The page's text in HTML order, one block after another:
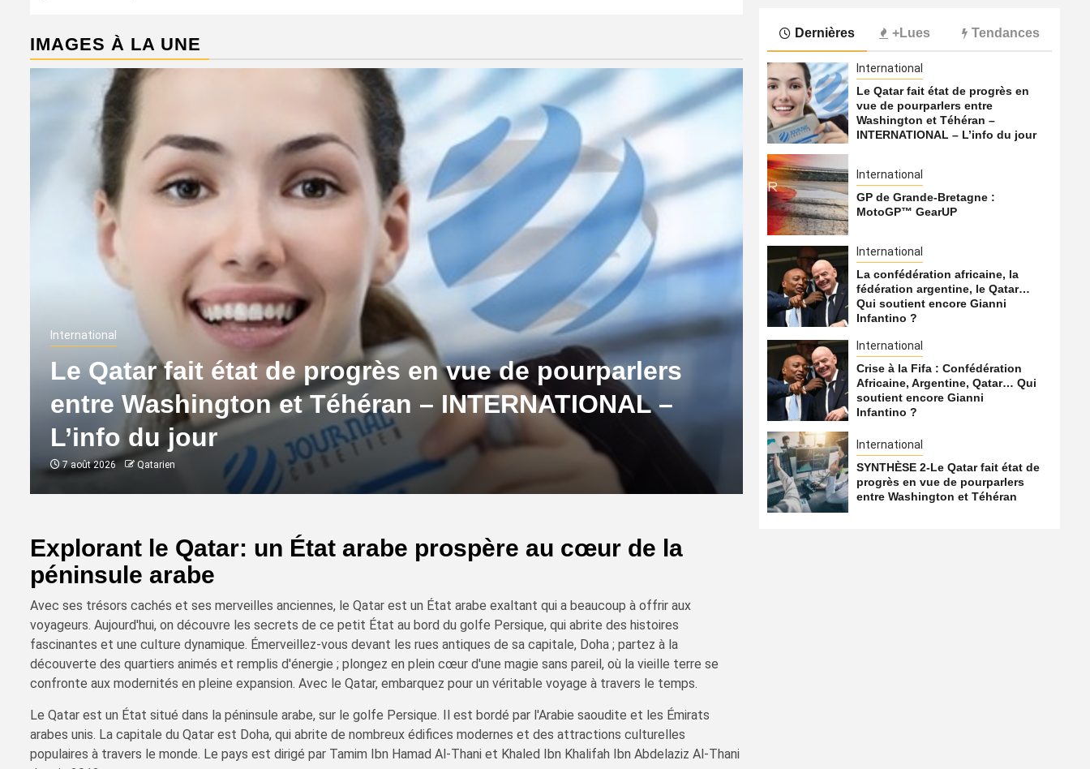
IMAGES À LA UNE
International
Le Qatar fait état de progrès en vue de pourparlers
entre Washington et Téhéran – INTERNATIONAL –
L’info du jour
7 août 2026 Qatarien
International
La confédération
Qatar… Qui soutient
7 août 2026 Qatarien
Explorant le Qatar: un État arabe prospère au cœur de la
péninsule arabe
Avec ses trésors cachés et ses merveilles anciennes, le Qatar est un État arabe exaltant qui a beaucoup à offrir aux
voyageurs. Aujourd'hui, on découvre les secrets de ce petit État au bord du golfe Persique, qui abrite des histoires
fascinantes et une culture dynamique. Émerveillez-vous devant les rues antiques de sa capitale, Doha ; partez à la
découverte des quartiers animés et remplis d'énergie ; plongez en plein cœur d'une magie sans pareil, où la vieille terre se
confronte aux modernités en pleine expansion. Avec le Qatar, embarquez pour un véritable voyage à travers le temps.
Le Qatar est un État situé dans la péninsule arabe, sur le golfe Persique. Il est bordé par l'Arabie saoudite et les Émirats
arabes unis. La capitale du Qatar est Doha, qui abrite de nombreux édifices modernes et des attractions culturelles
populaires à travers le monde. Le pays est dirigé par Tamim Ibn Hamad Al-Thani et Khaled Ibn Khalifah Ibn Abdelaziz Al-Thani
Dernières +Lues Tendances
International
Le Qatar fait état de progrès en
vue de pourparlers entre
Washington et Téhéran –
INTERNATIONAL – L’info du jour
International
GP de Grande-Bretagne :
MotoGP™ GearUP
International
La confédération africaine, la
fédération argentine, le Qatar…
Qui soutient encore Gianni
Infantino ?
International
Crise à la Fifa : Confédération
Africaine, Argentine, Qatar… Qui
soutient encore Gianni
Infantino ?
International
SYNTHÈSE 2-Le Qatar fait état de
progrès en vue de pourparlers
entre Washington et Téhéran